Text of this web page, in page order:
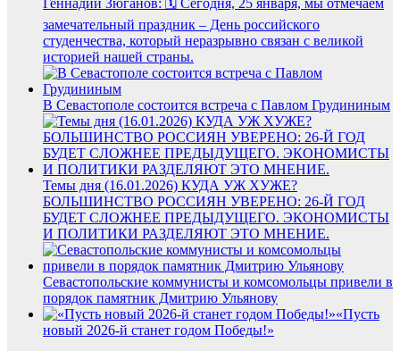
замечательный праздник – День российского
студенчества, который неразрывно связан с великой
историей нашей страны.
В Севастополе состоится встреча с Павлом Грудининым
Темы дня (16.01.2026) КУДА УЖ ХУЖЕ?
БОЛЬШИНСТВО РОССИЯН УВЕРЕНО: 26-Й ГОД
БУДЕТ СЛОЖНЕЕ ПРЕДЫДУЩЕГО. ЭКОНОМИСТЫ
И ПОЛИТИКИ РАЗДЕЛЯЮТ ЭТО МНЕНИЕ.
Севастопольские коммунисты и комсомольцы привели в
порядок памятник Дмитрию Ульянову
«Пусть
новый 2026-й станет годом Победы!»